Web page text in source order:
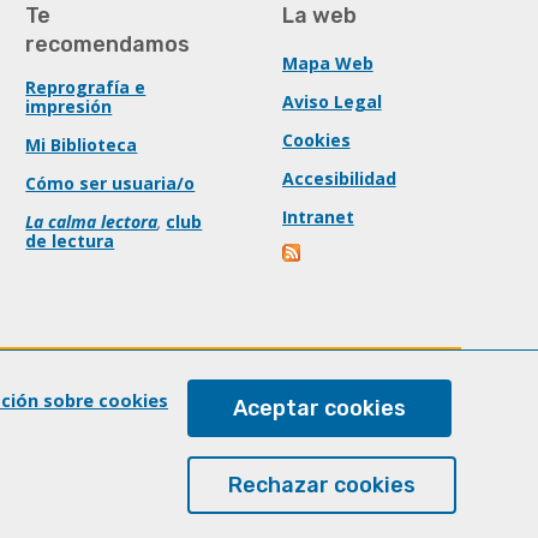
Te
recomendamos
Reprografía e
impresión
Mi Biblioteca
Cómo ser usuaria/o
La calma lectora, club
de lectura
La web
Mapa Web
Aviso Legal
Cookies
Accesibilidad
Intranet
sobre cookies Aceptar cookies
Rechazar cookies